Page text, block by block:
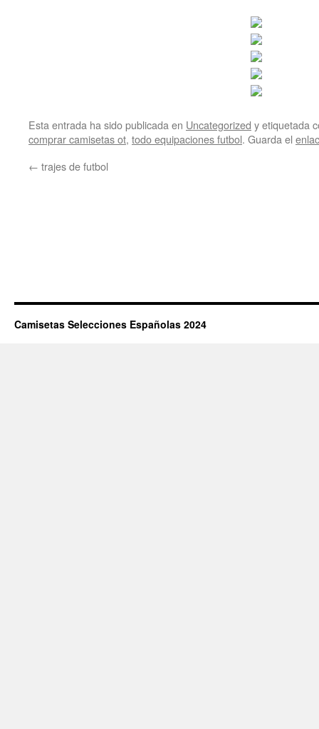
Esta entrada ha sido publicada en Uncategorized y etiquetada
comprar camisetas ot, todo equipaciones futbol. Guarda el
← trajes de futbol
Camisetas Selecciones Españolas 2024